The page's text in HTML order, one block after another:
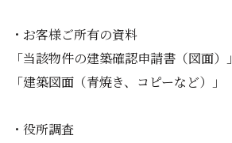
・お客様ご所有の資料
「当該物件の建築確認申請書（図面）」
「建築図面（青焼き、コピーなど）」
・役所調査